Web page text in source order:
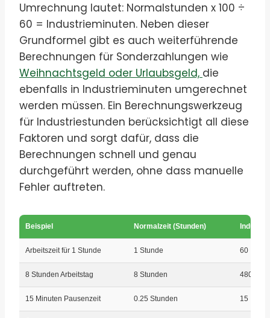
Umrechnung lautet: Normalstunden x 100 ÷
60 = Industrieminuten. Neben dieser
Grundformel gibt es auch weiterführende
Berechnungen für Sonderzahlungen wie
Weihnachtsgeld oder Urlaubsgeld, die
ebenfalls in Industrieminuten umgerechnet
werden müssen. Ein Berechnungswerkzeug
für Industriestunden berücksichtigt all diese
Faktoren und sorgt dafür, dass die
Berechnungen schnell und genau
durchgeführt werden, ohne dass manuelle
Fehler auftreten.
Beispiel Normalzeit (Stunden)
Arbeitszeit für 1 Stunde 1 Stunde 60
8 Stunden Arbeitstag 8 Stunden 480
15 Minuten Pausenzeit 0.25 Stunden 15